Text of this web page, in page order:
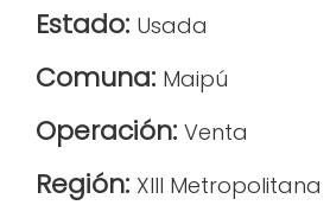
Estado: Usada
Comuna: Maipú
Operación: Venta
Región: XIII Metropolitana